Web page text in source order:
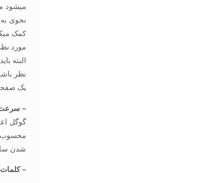
میشود
نحوی به
کمک
مورد
البته
یک
– سرعت
گوگل
شدن
–